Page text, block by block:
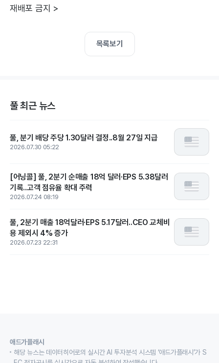
재배포 금지 >
목록보기
풀 최근 뉴스
풀, 분기 배당 주당 1.30달러 결정..8월 27일 지급
2026.07.30 05:22
[어닝콜] 풀, 2분기 순매출 18억 달러·EPS 5.38달러
기록..고객 점유율 확대 주력
2026.07.24 08:19
풀, 2분기 매출 18억달러·EPS 5.17달러..CEO 교체비
용 제외시 4% 증가
2026.07.23 22:31
애드가플래시
해당 뉴스는 데이터히어로의 실시간 AI 투자분석 시스템 ‘애드가플래시’가 S